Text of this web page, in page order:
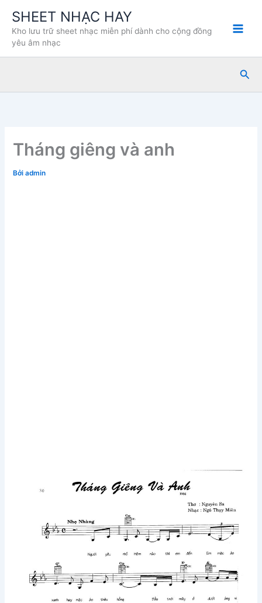
dung
SHEET NHẠC HAY
Kho lưu trữ sheet nhạc miễn phí dành cho cộng đồng
yêu âm nhạc
Tìm
Tháng giêng và anh
Bởiadmin